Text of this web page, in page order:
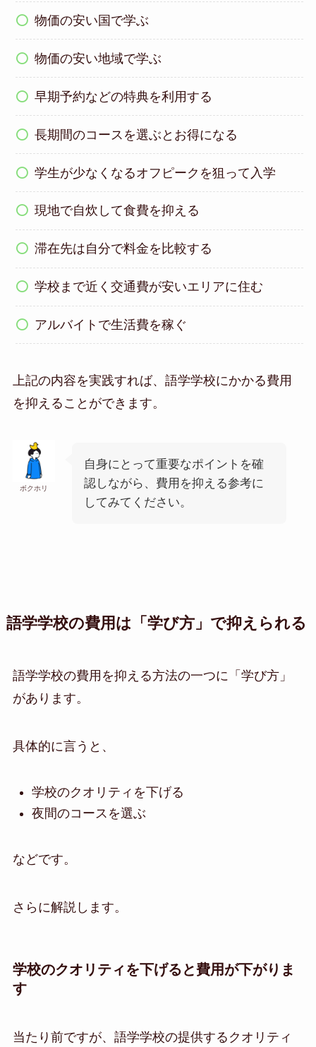
物価の安い国で学ぶ
物価の安い地域で学ぶ
早期予約などの特典を利用する
長期間のコースを選ぶとお得になる
学生が少なくなるオフピークを狙って入学
現地で自炊して食費を抑える
滞在先は自分で料金を比較する
学校まで近く交通費が安いエリアに住む
アルバイトで生活費を稼ぐ
上記の内容を実践すれば、語学学校にかかる費用
を抑えることができます。
ボクホリ
自身にとって重要なポイントを確
認しながら、費用を抑える参考に
してみてください。
語学学校の費用は「学び方」で抑えられる
語学学校の費用を抑える方法の一つに「学び方」
があります。
具体的に言うと、
学校のクオリティを下げる
夜間のコースを選ぶ
などです。
さらに解説します。
学校のクオリティを下げると費用が下がりま
す
当たり前ですが、語学学校の提供するクオリティ